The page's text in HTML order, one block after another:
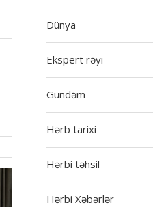
Dünya
Ekspert rəyi
Gündəm
Hərb tarixi
Hərbi təhsil
Hərbi Xəbərlər